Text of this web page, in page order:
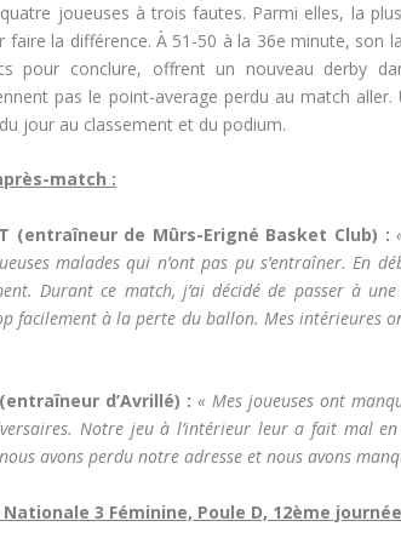
joueuses à trois fautes. Parmi elles, la
faire la différence. À 51-50 à la 36e minute, son
pour conclure, offrent un nouveau derby
pas le point-average perdu au match
jour au classement et du podium.
match :
(entraîneur de Mûrs-Erigné Basket Club) :
malades qui n’ont pas pu s’entraîner. En
Durant ce match, j’ai décidé de passer à
facilement à la perte du ballon. Mes intérieures
d’Avrillé) : « Mes joueuses ont
Notre jeu à l’intérieur leur a fait mal
avons perdu notre adresse et nous avons
3 Féminine, Poule D, 12ème